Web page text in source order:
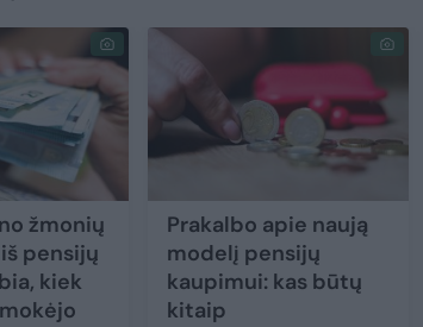
žmonių
pensijų
kiek
Prakalbo apie naują
modelį pensijų
kaupimui: kas būtų
kitaip